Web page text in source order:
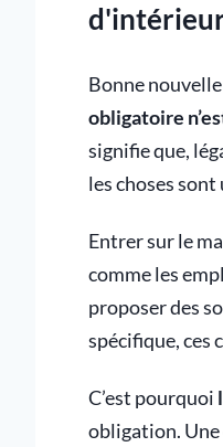
Bonne
obligatoire
signifie que,
les choses sont
Entrer sur le
comme les
proposer des
spécifique, ces
C’est pourquoi
obligation. Une